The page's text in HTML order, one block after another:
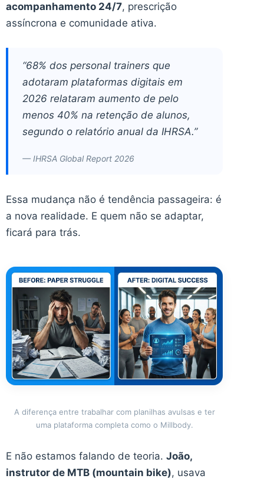
acompanhamento 24/7, prescrição
assíncrona e comunidade ativa.
“68% dos personal trainers que
adotaram plataformas digitais em
2026 relataram aumento de pelo
menos 40% na retenção de alunos,
segundo o relatório anual da IHRSA.”
— IHRSA Global Report 2026
Essa mudança não é tendência passageira: é
a nova realidade. E quem não se adaptar,
ficará para trás.
A diferença entre trabalhar com planilhas avulsas e ter
uma plataforma completa como o Millbody.
E não estamos falando de teoria. João,
instrutor de MTB (mountain bike), usava